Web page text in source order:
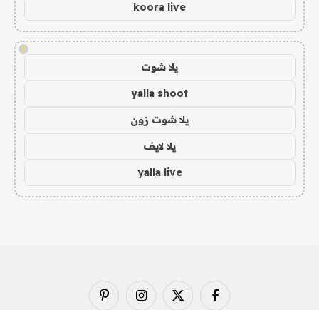
koora live
!
يلا شوت
yalla shoot
يلا شوت زون
يلا لايف
yalla live
فيسبوك X
الانستغرامبينتيريست